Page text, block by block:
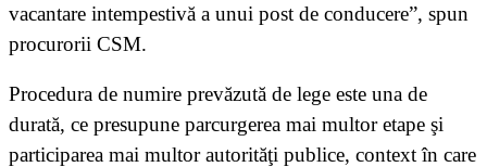
vacantare intempestivă a unui post de conducere”, spun
procurorii CSM.
Procedura de numire prevăzută de lege este una de
durată, ce presupune parcurgerea mai multor etape şi
participarea mai multor autorităţi publice, context în care